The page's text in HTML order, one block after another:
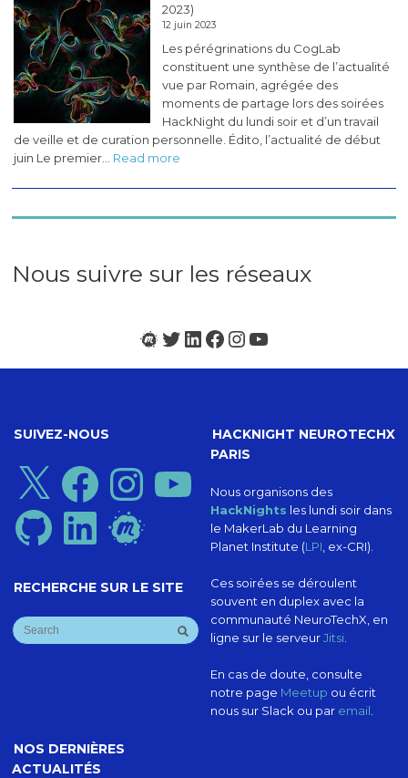
CogLab
#4
(juillet
2023)
2023)
12 juin 2023
Les pérégrinations du CogLab
constituent une synthèse de l’actualité
vue par Romain, agrégée des
moments de partage lors des soirées
HackNight du lundi soir et d’un travail
de veille et de curation personnelle. Édito, l’actualité de début
juin Le premier… Read more
pérégrinations
(juin
2023)
Nous suivre sur les réseaux
Meetup
Twitter
LinkedIn
Facebook
Instagram
YouTube
SUIVEZ-NOUS
X FacebookInstagram
GitHub LinkedIn Meetup
RECHERCHE SUR LE SITE
HACKNIGHT NEUROTECHX
PARIS
Nous organisons des
HackNights les lundi soir dans
le MakerLab du Learning
Planet Institute (LPI , ex-CRI).
Ces soirées se déroulent
souvent en duplex avec la
communauté NeuroTechX, en
ligne sur le serveurJitsi.
En cas de doute, consulte
notre page Meetup ou écrit
nous sur Slack ou par email
NOS DERNIÈRES
ACTUALITÉS